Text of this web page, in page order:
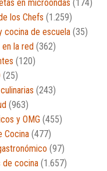
en microondas (174)
los Chefs (1.259)
cocina de escuela (35)
en la red (362)
(120)
(25)
(243)
(963)
y OMG (455)
Cocina (477)
(97)
de cocina (1.657)